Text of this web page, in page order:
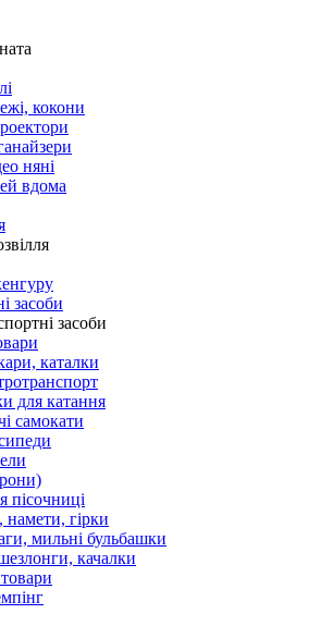
кокони
няні
вдома
засоби
засоби
каталки
для катання
самокати
пісочниці
гірки
мильні бульбашки
качалки